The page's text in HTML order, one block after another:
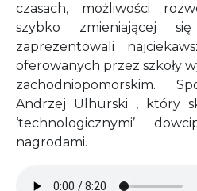
czasach, możliwości
szybko zmieniającej
zaprezentowali
oferowanych przez szkoły
zachodniopomorskim.
Andrzej Ulhurski , który
‘technologicznymi’
nagrodami.